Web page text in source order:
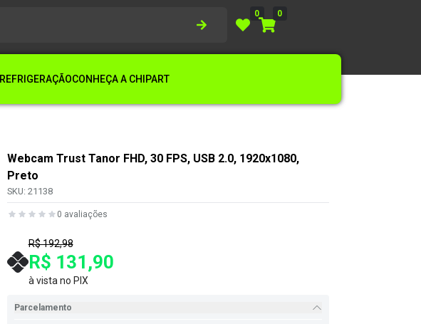
0 0
REFRIGERAÇÃOCONHEÇA A CHIPART
Webcam Trust Tanor FHD, 30 FPS, USB 2.0, 1920x1080,
Preto
SKU: 21138
0 avaliações
R$ 192,98
R$ 131,90
à vista no PIX
Parcelamento